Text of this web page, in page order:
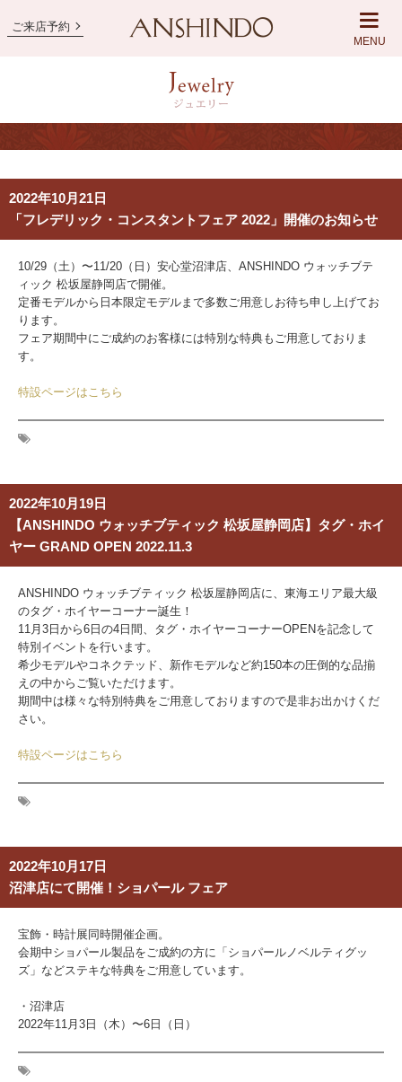
ご来店予約
MENU
2022年10月21日
「フレデリック・コンスタントフェア 2022」開催のお知らせ
10/29（土）〜11/20（日）安心堂沼津店、ANSHINDO ウォッチブテ
ィック 松坂屋静岡店で開催。
定番モデルから日本限定モデルまで多数ご用意しお待ち申し上げてお
ります。
フェア期間中にご成約のお客様には特別な特典もご用意しておりま
す。
特設ページはこちら
2022年10月19日
【ANSHINDO ウォッチブティック 松坂屋静岡店】タグ・ホイ
ヤー GRAND OPEN 2022.11.3
ANSHINDO ウォッチブティック 松坂屋静岡店に、東海エリア最大級
のタグ・ホイヤーコーナー誕生！
11月3日から6日の4日間、タグ・ホイヤーコーナーOPENを記念して
特別イベントを行います。
希少モデルやコネクテッド、新作モデルなど約150本の圧倒的な品揃
えの中からご覧いただけます。
期間中は様々な特別特典をご用意しておりますので是非お出かけくだ
さい。
特設ページはこちら
2022年10月17日
沼津店にて開催！ショパール フェア
宝飾・時計展同時開催企画。
会期中ショパール製品をご成約の方に「ショパールノベルティグッ
ズ」などステキな特典をご用意しています。
・沼津店
2022年11月3日（木）〜6日（日）